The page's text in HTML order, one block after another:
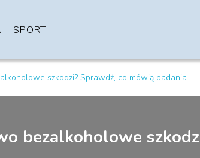
SPORT
szkodzi? Sprawdź, co mówią badania
bezalkoholowe